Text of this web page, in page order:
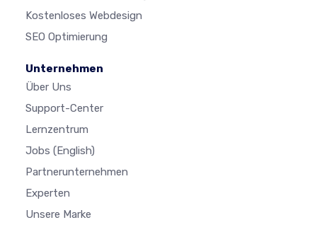
Kostenloses Webdesign
SEO Optimierung
Unternehmen
Über Uns
Support-Center
Lernzentrum
Jobs (English)
Partnerunternehmen
Experten
Unsere Marke